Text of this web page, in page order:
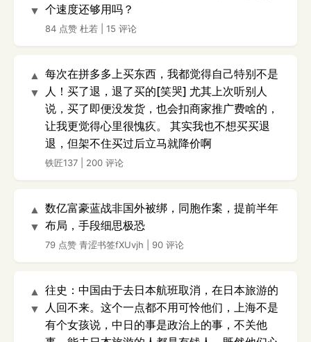
▼ 个速度还够用吗？
84 点赞 杜若 15 评论
▲
▼
每次在拼多多上买东西，我都觉得自己特别不是
人！买了退，退了买的[笑哭] 尤其上次听别人
说，买了即便没发货，也会扣商家推广费啥的，
让我更觉得心里很愧疚。 其实我也不想买买退
退，但架不住买过后立马就降价啊
铁匠137 200 评论
▲
▼
数亿富豪蓝战非国外被绑，同胞作案，提前半年
布局，手段细思极恐
79 点赞 青涩书签fXUvjh 90 评论
▲
▼
往史：中国由于去日本航班取消，在日本旅游的
人回不来。这个一点都不用可怜他们，上海不是
有个女孩说，中日的事是政治上的事，不关他